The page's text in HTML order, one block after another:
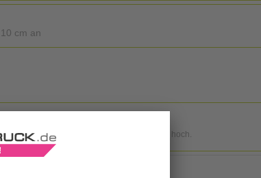
cm an
der Bestellung Ihre eigenen Druckdaten hoch.